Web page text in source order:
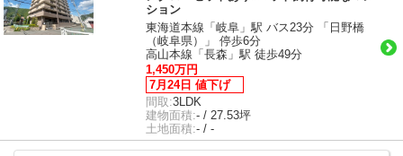
ション
東海道本線「岐阜」駅 バス23分 「日野橋
（岐阜県）」 停歩6分
高山本線「長森」駅 徒歩49分
1,450万円
7月24日 値下げ
間取:3LDK
建物面積:- / 27.53坪
土地面積:- / -